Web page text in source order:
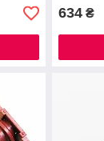
634 ₴